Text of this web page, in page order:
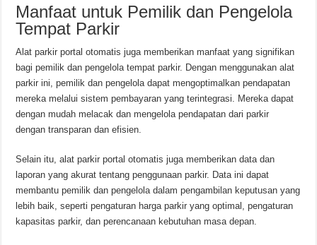
Manfaat untuk Pemilik dan Pengelola
Tempat Parkir
Alat parkir portal otomatis juga memberikan manfaat yang signifikan
bagi pemilik dan pengelola tempat parkir. Dengan menggunakan alat
parkir ini, pemilik dan pengelola dapat mengoptimalkan pendapatan
mereka melalui sistem pembayaran yang terintegrasi. Mereka dapat
dengan mudah melacak dan mengelola pendapatan dari parkir
dengan transparan dan efisien.
Selain itu, alat parkir portal otomatis juga memberikan data dan
laporan yang akurat tentang penggunaan parkir. Data ini dapat
membantu pemilik dan pengelola dalam pengambilan keputusan yang
lebih baik, seperti pengaturan harga parkir yang optimal, pengaturan
kapasitas parkir, dan perencanaan kebutuhan masa depan.